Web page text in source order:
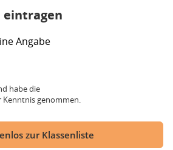
eintragen
Angabe
habe die
Kenntnis genommen.
zur Klassenliste